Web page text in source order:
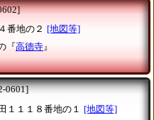
番地の２ [地図等]
『高德寺』
0601]
１１１８番地の１
[地図等]